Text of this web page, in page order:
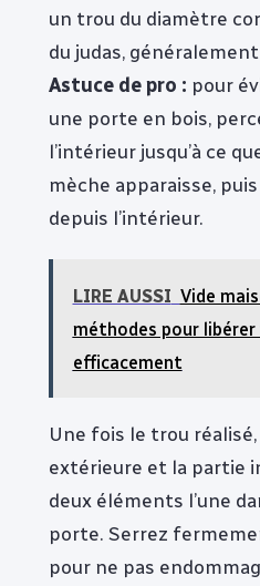
un trou du diamètre
du judas,
Astuce de pro : pour
une porte en bois,
l’intérieur jusqu’à ce
mèche apparaisse,
depuis l’intérieur.
LIRE AUSSI Vide
méthodes pour
efficacement
Une fois le trou
extérieure et la partie
deux éléments l’une
porte. Serrez
pour ne pas